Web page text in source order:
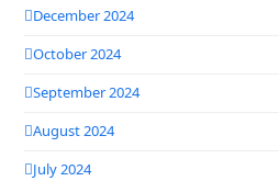
December 2024
October 2024
September 2024
August 2024
July 2024